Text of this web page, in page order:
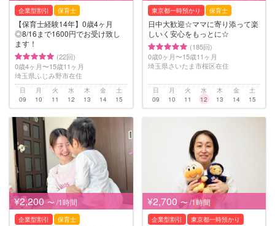
企業型割引 保育士
【保育士経験14年】0歳4ヶ月
◎8/16まで1600円でお受け致し
ます！
(22回)
0歳4ヶ月〜15歳11ヶ月
埼玉県ふじみ野市在住
日
09
月
10
火
11
水
12
木
13
金
14
土
15
東京都一時預かり 保育士
日中大歓迎☆ママに寄り添って楽
しいく安心をもっとに☆
(185回)
0歳0ヶ月〜15歳11ヶ月
埼玉県さいたま市桜区在住
日
09
月
10
火
11
水
12
木
13
金
14
土
15
¥2,200 〜 /1時間
企業型割引 保育士
¥2,700 〜 /1時間
企業型割引
東京都一時預かり